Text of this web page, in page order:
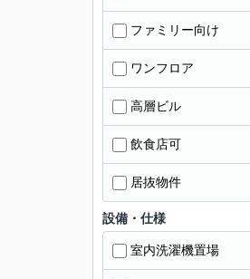
ファミリー向け
ワンフロア
高層ビル
飲食店可
居抜物件
設備・仕様
室内洗濯機置場